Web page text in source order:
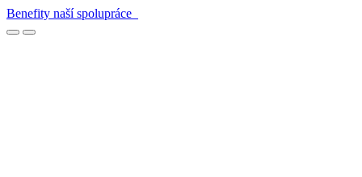
Benefity naší spolupráce